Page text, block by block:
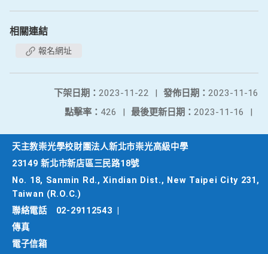
相關連結
報名網址
發佈日期： 2023-11-16
下架日期： 2023-11-22
|
最後更新日期： 2023-11-16 |
點擊率： 426 |
天主教崇光學校財團法人新北市崇光高級中學
23149 新北市新店區三民路18號
No. 18, Sanmin Rd., Xindian Dist., New Taipei City 231,
Taiwan (R.O.C.)
聯絡電話
02-29112543
傳真
電子信箱